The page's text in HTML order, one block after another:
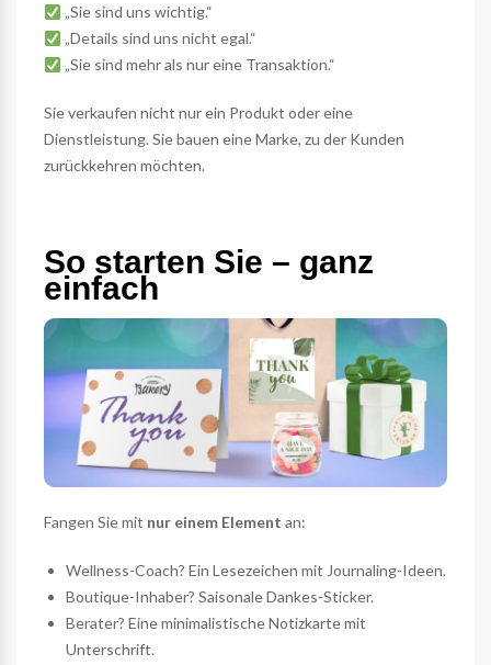
„Sie sind uns wichtig.“
„Details sind uns nicht egal.“
„Sie sind mehr als nur eine Transaktion.“
Sie verkaufen nicht nur ein Produkt oder eine
Dienstleistung. Sie bauen eine Marke, zu der Kunden
zurückkehren möchten.
So starten Sie – ganz
einfach
Fangen Sie mit nur einem Element an:
Wellness-Coach? Ein Lesezeichen mit Journaling-Ideen.
Boutique-Inhaber? Saisonale Dankes-Sticker.
Berater? Eine minimalistische Notizkarte mit
Unterschrift.